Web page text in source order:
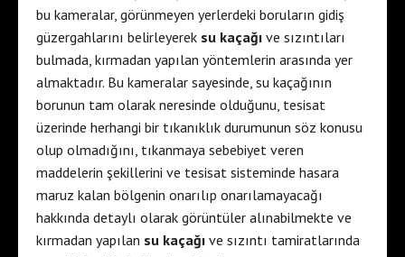
bu kameralar, görünmeyen yerlerdeki boruların gidiş
güzergahlarını belirleyerek su kaçağı ve sızıntıları
bulmada, kırmadan yapılan yöntemlerin arasında yer
almaktadır. Bu kameralar sayesinde, su kaçağının
borunun tam olarak neresinde olduğunu, tesisat
üzerinde herhangi bir tıkanıklık durumunun söz konusu
olup olmadığını, tıkanmaya sebebiyet veren
maddelerin şekillerini ve tesisat sisteminde hasara
maruz kalan bölgenin onarılıp onarılamayacağı
hakkında detaylı olarak görüntüler alınabilmekte ve
kırmadan yapılan su kaçağı ve sızıntı tamiratlarında